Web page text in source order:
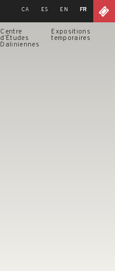
CA ES EN FR
Centre
d’Études
Daliniennes
Expositions
temporaires